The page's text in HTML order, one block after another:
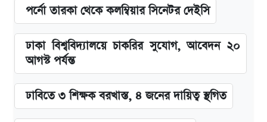
পর্নো তারকা থেকে কলম্বিয়ার সিনেটর দেইসি
ঢাকা বিশ্ববিদ্যালয়ে চাকরির সুযোগ, আবেদন ২০
আগস্ট পর্যন্ত
ঢাবিতে ৩ শিক্ষক বরখাস্ত, ৪ জনের দায়িত্ব স্থগিত